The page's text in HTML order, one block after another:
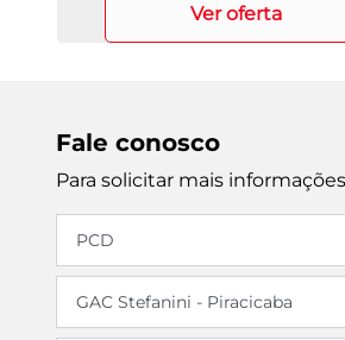
ver oferta
Fale conosco
Para solicitar mais